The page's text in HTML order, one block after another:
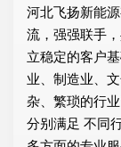
河北飞扬新能
流，强强联手
立稳定的客户
业、制造业、
杂、繁琐的行
分别满足 不同